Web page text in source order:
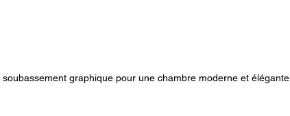
soubassement graphique pour une chambre moderne et élégante.